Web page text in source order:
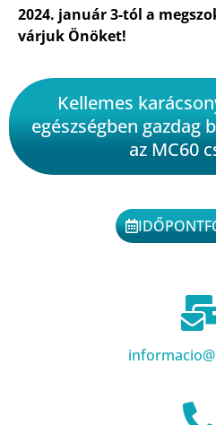
2024. január 3-tól a
várjuk Önöket!
Kellemes
egészségben gazdag
az MC60